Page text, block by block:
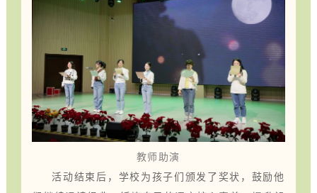
教师助演
活动结束后，学校为孩子们颁发了奖状，鼓励他